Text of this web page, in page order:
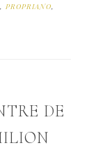
, PROPRIANO,
DE